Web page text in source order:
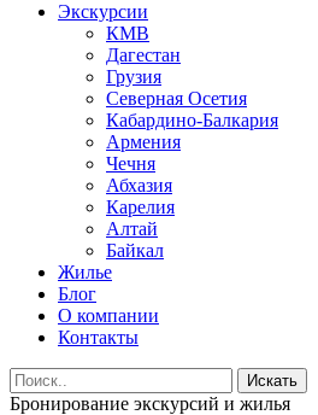
Экскурсии
КМВ
Дагестан
Грузия
Северная Осетия
Кабардино-Балкария
Армения
Чечня
Абхазия
Карелия
Алтай
Байкал
Жилье
Блог
О компании
Контакты
Поиск:
Бронирование экскурсий и жилья